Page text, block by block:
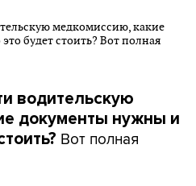
водительскую
документы нужны и
Вот полная